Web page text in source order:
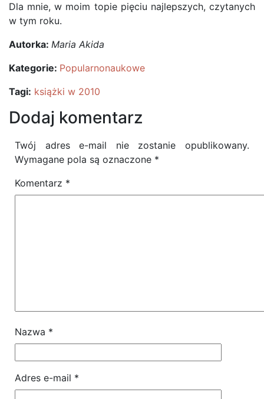
Dla mnie, w moim topie pięciu najlepszych, czytanych
w tym roku.
Autorka: Maria Akida
Kategorie: Popularnonaukowe
Tagi: książki w 2010
Dodaj komentarz
Twój adres e-mail nie zostanie opublikowany.
Wymagane pola są oznaczone *
Komentarz *
Nazwa *
Adres e-mail *